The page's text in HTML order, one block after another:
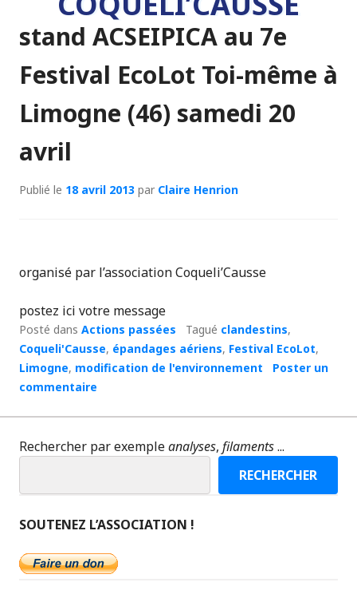
stand ACSEIPICA au 7e
Festival EcoLot Toi-même à
Limogne (46) samedi 20
avril
Publié le 18 avril 2013 par Claire Henrion
organisé par l’association Coqueli’Causse
postez ici votre message
Posté dans Actions passées Tagué clandestins,
Coqueli'Causse, épandages aériens, Festival EcoLot,
Limogne, modification de l'environnement
Poster un
commentaire
Rechercher par exempleanalyses, filaments...
RECHERCHER
SOUTENEZ L’ASSOCIATION !